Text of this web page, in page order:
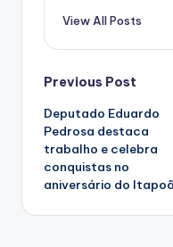
View All Posts
Post
navigation
Previous Post
Deputado Eduardo
Pedrosa destaca
trabalho e celebra
conquistas no
aniversário do Itapoã